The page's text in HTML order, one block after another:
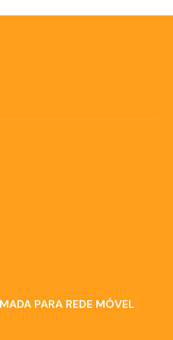
PARA REDE MÓVEL